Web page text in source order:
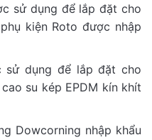
sử dụng để lắp đặt cho
kiện Roto được nhập
sử dụng để lắp đặt cho
su kép EPDM kín khít
Dowcorning nhập khẩu